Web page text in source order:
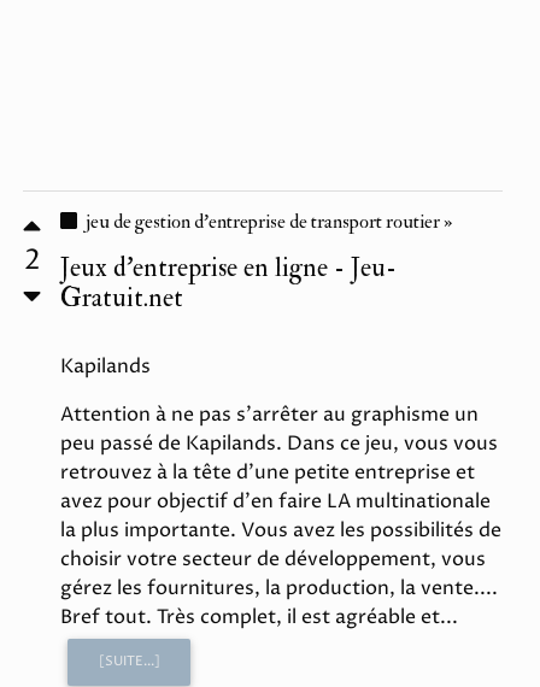
2
jeu de gestion d'entreprise de transport routier »
Jeux d'entreprise en ligne - Jeu-
Gratuit.net
Kapilands
Attention à ne pas s'arrêter au graphisme un
peu passé de Kapilands. Dans ce jeu, vous vous
retrouvez à la tête d'une petite entreprise et
avez pour objectif d'en faire LA multinationale
la plus importante. Vous avez les possibilités de
choisir votre secteur de développement, vous
gérez les fournitures, la production, la vente....
Bref tout. Très complet, il est agréable et...
[SUITE...]